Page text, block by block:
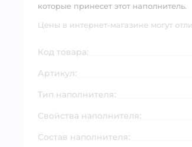
которые принесет этот наполнитель.
Цены в интернет-магазине могут
Код товара:
Артикул:
Тип наполнителя:
Свойства наполнителя:
Состав наполнителя: